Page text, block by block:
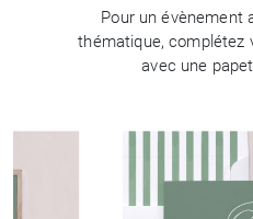
Pour un évènement
thématique, complétez
avec une